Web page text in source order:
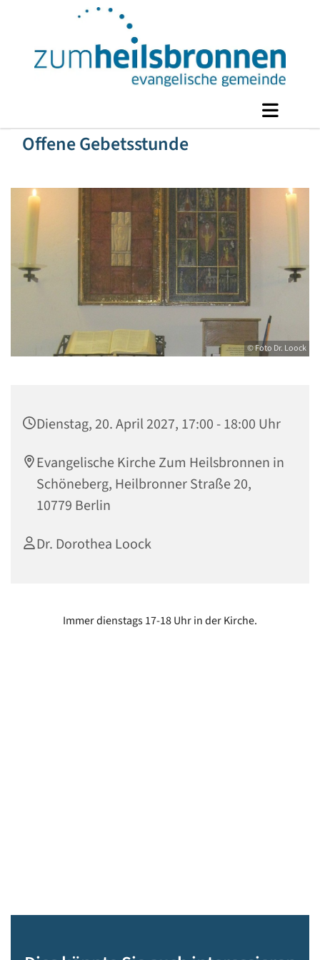
Offene Gebetsstunde
© Foto Dr. Loock
Dienstag, 20. April 2027, 17:00 - 18:00 Uhr
Evangelische Kirche Zum Heilsbronnen in
Schöneberg, Heilbronner Straße 20,
10779 Berlin
Dr. Dorothea Loock
Immer dienstags 17-18 Uhr in der Kirche.